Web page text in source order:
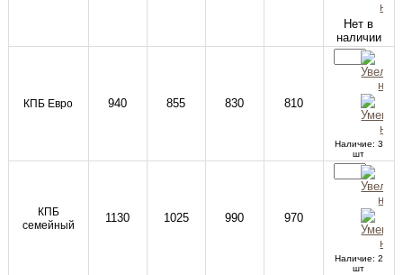
Нет в
наличии
КПБ Евро 940 855 830 810
Наличие: 3
шт
КПБ
семейный
1130 1025 990 970
Наличие: 2
шт